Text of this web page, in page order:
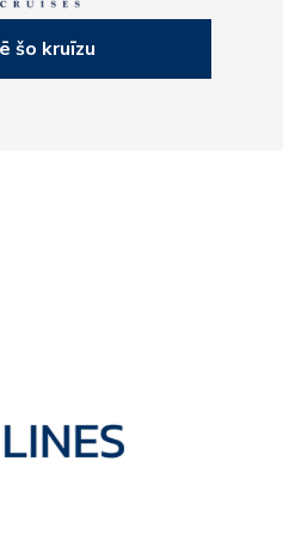
šo kruīzu